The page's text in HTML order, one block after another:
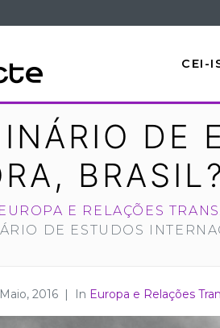
CEI-
DE
BRASIL?
EUROPA E RELAÇÕES
DE ESTUDOS
2016 In Europa e Relações